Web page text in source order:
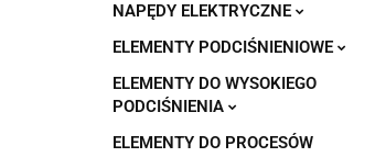
NAPĘDY ELEKTRYCZNE
ELEMENTY PODCIŚNIENIOWE
ELEMENTY DO WYSOKIEGO
PODCIŚNIENIA
ELEMENTY DO PROCESÓW